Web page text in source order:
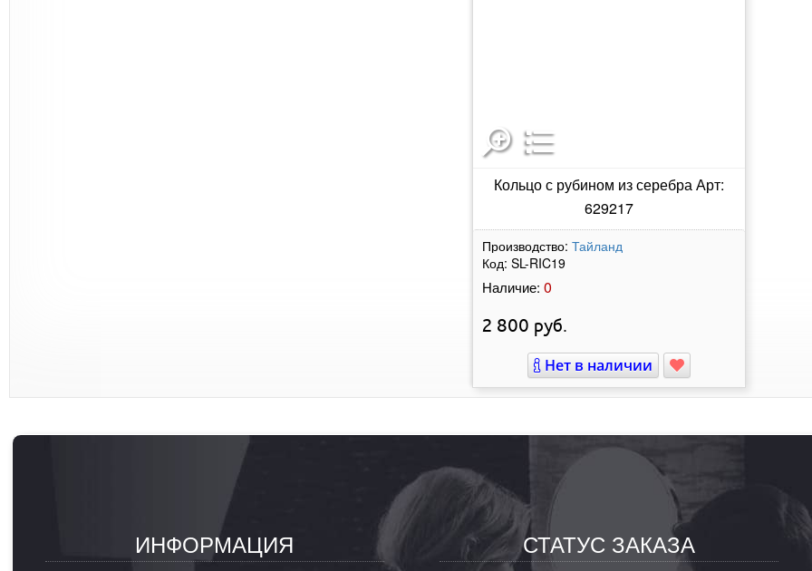
Кольцо с рубином из серебра Арт:
629217
Производство: Тайланд
Код: SL-RIC19
Наличие: 0
2 800 руб.
Нет в наличии
ИНФОРМАЦИЯ СТАТУС ЗАКАЗА